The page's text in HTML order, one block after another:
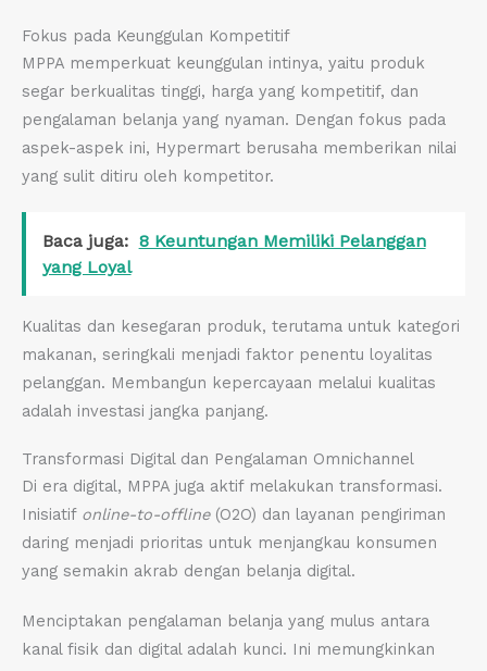
Fokus pada Keunggulan Kompetitif
MPPA memperkuat keunggulan intinya, yaitu produk
segar berkualitas tinggi, harga yang kompetitif, dan
pengalaman belanja yang nyaman. Dengan fokus pada
aspek-aspek ini, Hypermart berusaha memberikan nilai
yang sulit ditiru oleh kompetitor.
Baca juga: 8 Keuntungan Memiliki Pelanggan
yang Loyal
Kualitas dan kesegaran produk, terutama untuk kategori
makanan, seringkali menjadi faktor penentu loyalitas
pelanggan. Membangun kepercayaan melalui kualitas
adalah investasi jangka panjang.
Transformasi Digital dan Pengalaman Omnichannel
Di era digital, MPPA juga aktif melakukan transformasi.
Inisiatif online-to-offline(O2O) dan layanan pengiriman
daring menjadi prioritas untuk menjangkau konsumen
yang semakin akrab dengan belanja digital.
Menciptakan pengalaman belanja yang mulus antara
kanal fisik dan digital adalah kunci. Ini memungkinkan